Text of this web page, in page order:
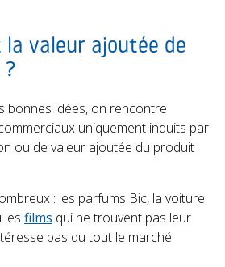
la valeur ajoutée de
bonnes idées, on rencontre
uniquement induits par
ou de valeur ajoutée du produit
: les parfums Bic, la voiture
les films qui ne trouvent pas leur
pas du tout le marché